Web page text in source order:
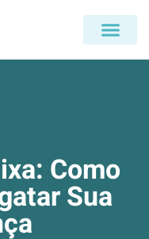
Como
Sua